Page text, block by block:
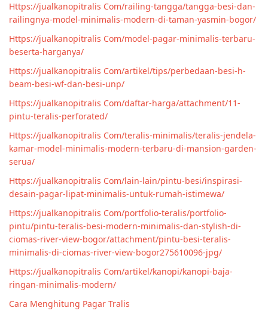
Https://jualkanopitralis Com/railing-tangga/tangga-besi-dan-
railingnya-model-minimalis-modern-di-taman-yasmin-bogor/
Https://jualkanopitralis Com/model-pagar-minimalis-terbaru-
beserta-harganya/
Https://jualkanopitralis Com/artikel/tips/perbedaan-besi-h-
beam-besi-wf-dan-besi-unp/
Https://jualkanopitralis Com/daftar-harga/attachment/11-
pintu-teralis-perforated/
Https://jualkanopitralis Com/teralis-minimalis/teralis-jendela-
kamar-model-minimalis-modern-terbaru-di-mansion-garden-
serua/
Https://jualkanopitralis Com/lain-lain/pintu-besi/inspirasi-
desain-pagar-lipat-minimalis-untuk-rumah-istimewa/
Https://jualkanopitralis Com/portfolio-teralis/portfolio-
pintu/pintu-teralis-besi-modern-minimalis-dan-stylish-di-
ciomas-river-view-bogor/attachment/pintu-besi-teralis-
minimalis-di-ciomas-river-view-bogor275610096-jpg/
Https://jualkanopitralis Com/artikel/kanopi/kanopi-baja-
ringan-minimalis-modern/
Cara Menghitung Pagar Tralis